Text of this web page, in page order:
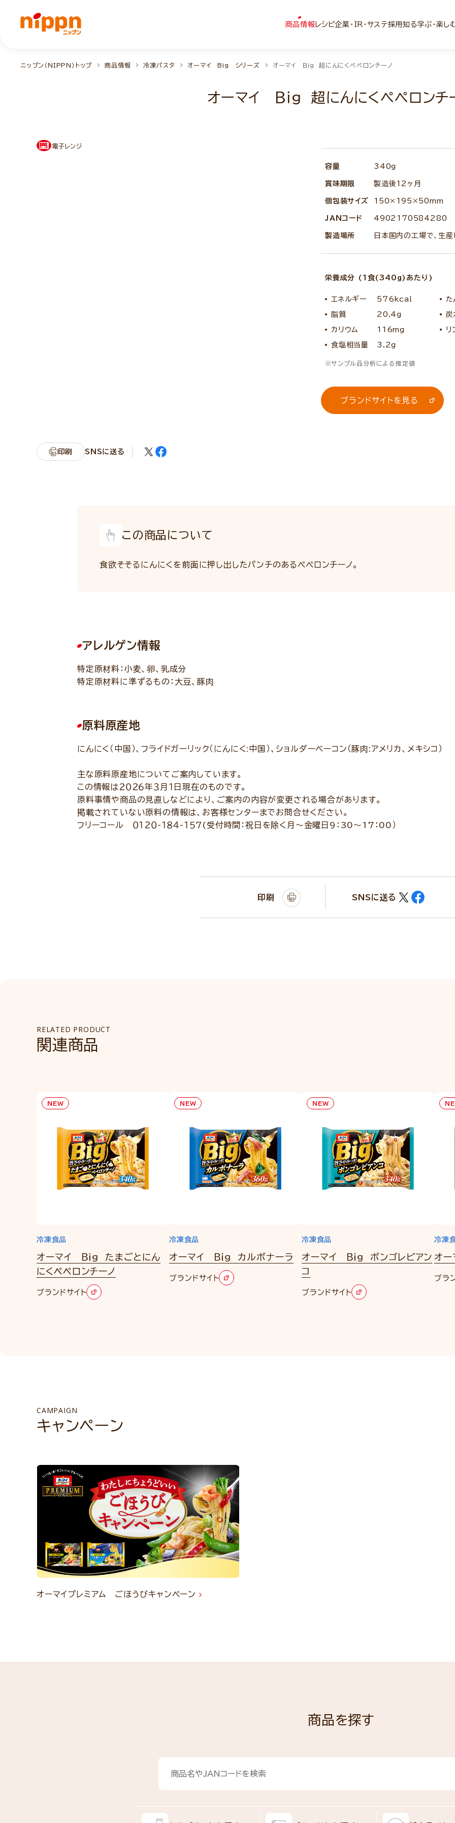
商品情報 レシピ企業・IR・サステ採用知る学ぶ・楽し
ニップン（NIPPN）トップ 商品情報 冷凍パスタ オーマイ Big シリーズ オーマイ Ｂｉｇ 超にんにくペペロンチーノ
オーマイ Ｂｉｇ 超にんにくペペロンチ
NEW
電子レンジ
容量 340g
賞味期限 製造後12ヶ月
個包装サイズ 150×195×50mm
JANコード 4902170584280
製造場所 日本国内の工場で、生
栄養成分 (1食(340g)あたり)
エネルギー 576kcal た
脂質 20.4g 炭
カリウム 116mg リ
食塩相当量 3.2g
サンプル品分析による推定値
ブランドサイトを見る
印刷 SNSに送る
この商品について
食欲そそるにんにくを前面に押し出したパンチのあるペペロンチーノ。
アレルゲン情報
特定原材料：小麦、卵、乳成分
特定原材料に準ずるもの：大豆、豚肉
原料原産地
にんにく（中国）、フライドガーリック（にんにく:中国）、ショルダーベーコン（豚肉:アメリカ、メキシコ）
主な原料原産地についてご案内しています。
この情報は２０２６年３月１日現在のものです。
原料事情や商品の見直しなどにより、ご案内の内容が変更される場合があります。
掲載されていない原料の情報は、お客様センターまでお問合せください。
フリーコール ０１２０-１８４-１５７(受付時間：祝日を除く月～金曜日9：30～17：00）
印刷 SNSに送る
RELATED PRODUCT
関連商品
NEW
冷凍食品
オーマイ Ｂｉｇ たまごとにん
にくペペロンチーノ
ブランドサイト
NEW
冷凍食品
オーマイ Ｂｉｇ カルボナーラ
ブランドサイト
NEW
冷凍食品
オーマイ Ｂｉｇ ボンゴレビアン
コ
ブランドサイト
冷凍
オー
ブラ
CAMPAIGN
キャンペーン
オーマイプレミアム ごほうびキャンペーン
商品を探す